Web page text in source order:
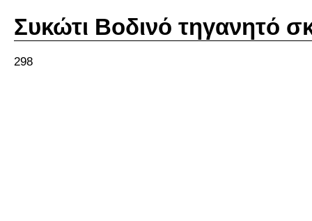
Συκώτι Βοδινό τηγανητό
298